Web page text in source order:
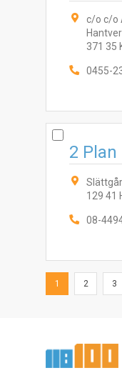
c/o c/o
371 35
0455-
2
129 41
08-
1 2 3